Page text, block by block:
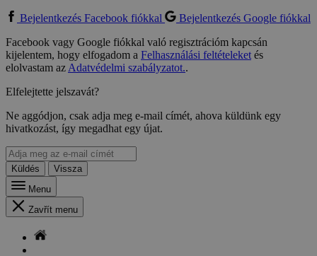
Bejelentkezés Facebook fiókkal
Bejelentkezés Google fiókkal
Facebook vagy Google fiókkal való regisztrációm kapcsán
kijelentem, hogy elfogadom a Felhasználási feltételeketés
elolvastam azAdatvédelmi szabályzatot..
Elfelejtette jelszavát?
Ne aggódjon, csak adja meg e-mail címét, ahova küldünk egy
hivatkozást, így megadhat egy újat.
Küldés
Vissza
Menu
Zavřít menu